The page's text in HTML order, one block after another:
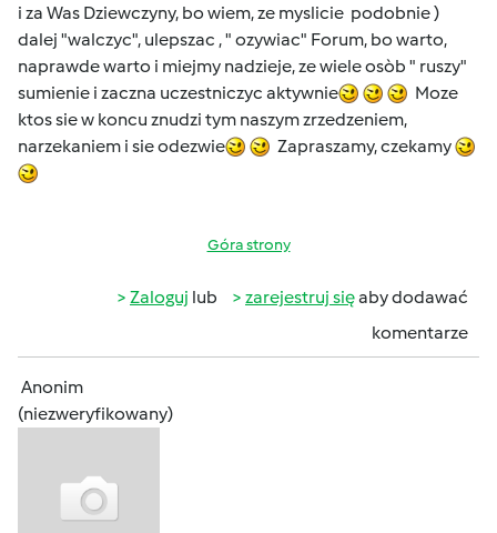
i za Was Dziewczyny, bo wiem, ze myslicie podobnie )
dalej "walczyc", ulepszac , " ozywiac" Forum, bo warto,
naprawde warto i miejmy nadzieje, ze wiele osòb " ruszy"
sumienie i zaczna uczestniczyc aktywnie
Moze
ktos sie w koncu znudzi tym naszym zrzedzeniem,
narzekaniem i sie odezwie
Zapraszamy, czekamy
Góra strony
Zaloguj lub zarejestruj sięaby dodawać
komentarze
Anonim
(niezweryfikowany)